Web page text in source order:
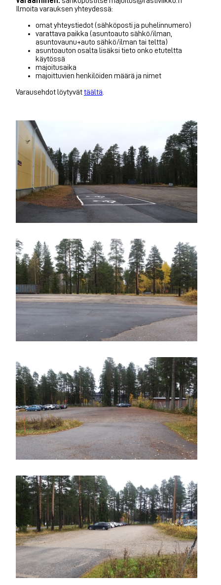
Ilmoita varauksen yhteydessä:
omat yhteystiedot (sähköposti ja puhelinnumero)
varattava paikka (asuntoauto sähkö/ilman,
asuntovaunu+auto sähkö/ilman tai teltta)
asuntoauton osalta lisäksi tieto onko etuteltta
käytössä
majoitusaika
majoittuvien henkilöiden määrä ja nimet
Varausehdot löytyvättäältä